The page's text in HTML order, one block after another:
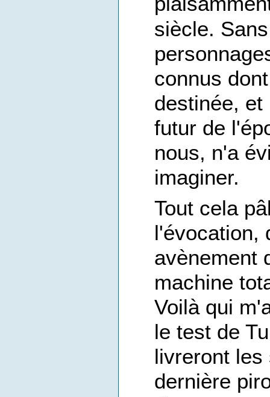
siècle.
connus
destinée,
futur de
nous, n'a
imaginer.
Tout cela
l'évocation,
avènement
machine
Voilà qui
le test de
livreront
dernière